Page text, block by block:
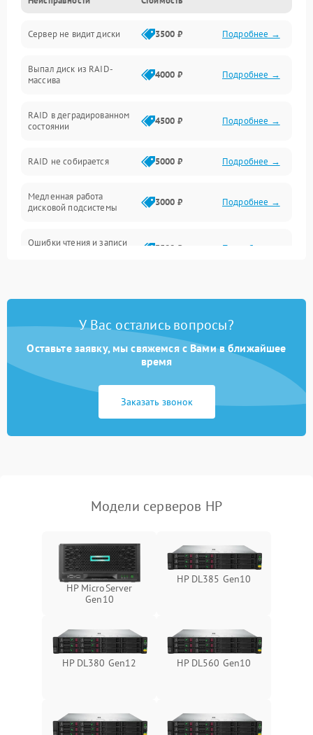
Материнская плата и процессор
Сеть и коммуникации
Контроллеры и интерфейсы
Виртуализация и сервисы
Программные сбои
Общие поломки
Система охлаждения
Сервер не видит диски 3500 ₽ Подробнее →
Выпал диск из RAID-
массива
4000 ₽ Подробнее →
RAID в деградированном
состоянии
4500 ₽ Подробнее →
RAID не собирается 5000 ₽ Подробнее →
Медленная работа
дисковой подсистемы
3000 ₽ Подробнее →
Ошибки чтения и записи
3500 ₽ Подробнее →
У Вас остались вопросы?
Оставьте заявку, мы свяжемся с Вами в ближайшее
время
Заказать звонок
Модели серверов HP
HP MicroServer
Gen10
HP DL385 Gen10
HP DL380 Gen12 HP DL560 Gen10